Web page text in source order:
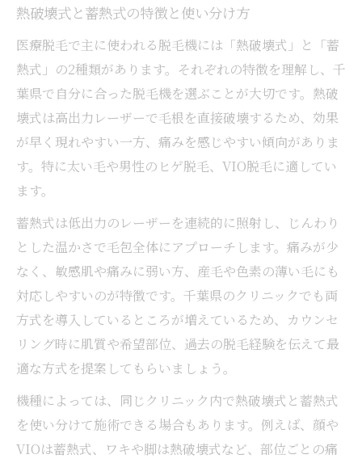
熱破壊式と蓄熱式の特徴と使い分け方
医療脱毛で主に使われる脱毛機には「熱破壊式」と「蓄
熱式」の2種類があります。それぞれの特徴を理解し、千
葉県で自分に合った脱毛機を選ぶことが大切です。熱破
壊式は高出力レーザーで毛根を直接破壊するため、効果
が早く現れやすい一方、痛みを感じやすい傾向がありま
す。特に太い毛や男性のヒゲ脱毛、VIO脱毛に適してい
ます。
蓄熱式は低出力のレーザーを連続的に照射し、じんわり
とした温かさで毛包全体にアプローチします。痛みが少
なく、敏感肌や痛みに弱い方、産毛や色素の薄い毛にも
対応しやすいのが特徴です。千葉県のクリニックでも両
方式を導入しているところが増えているため、カウンセ
リング時に肌質や希望部位、過去の脱毛経験を伝えて最
適な方式を提案してもらいましょう。
機種によっては、同じクリニック内で熱破壊式と蓄熱式
を使い分けて施術できる場合もあります。例えば、顔や
VIOは蓄熱式、ワキや脚は熱破壊式など、部位ごとの痛